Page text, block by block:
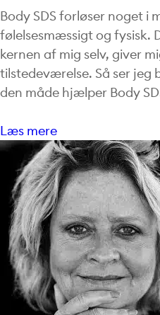
Body SDS forløser noget i
følelsesmæssigt og fysisk.
kernen af mig selv, giver
tilstedeværelse. Så ser jeg
den måde hjælper Body
Læs mere